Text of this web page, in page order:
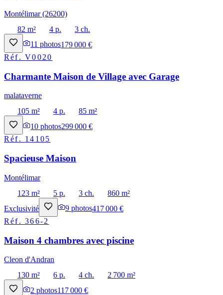
Montélimar (26200)
82 m²
4 p.
3 ch.
11 photos179 000 €
Réf.V0020
Charmante Maison de Village avec Garage
malataverne
105 m²
4 p.
85 m²
10 photos299 000 €
Réf. 14105
Spacieuse Maison
Montélimar
123 m²
5 p. 3 ch.
860 m²
Exclusivité
9 photos417 000 €
Réf.366-2
Maison 4 chambres avec piscine
Cleon d'Andran
130 m²
6 p. 4 ch.
2 700 m²
2 photos117 000 €